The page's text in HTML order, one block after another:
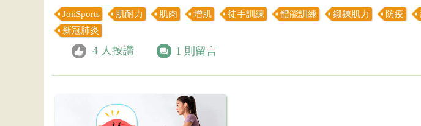
JoiiSports 肌耐力 肌肉 增肌 徒手訓練 體能訓練 鍛鍊肌力 防疫
新冠肺炎
4 人按讚 1 則留言